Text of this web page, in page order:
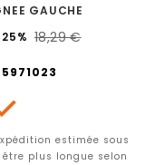
GAUCHE
18,29 €
estimée sous
plus longue selon